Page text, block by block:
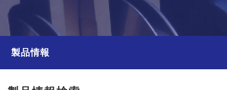
製品情報